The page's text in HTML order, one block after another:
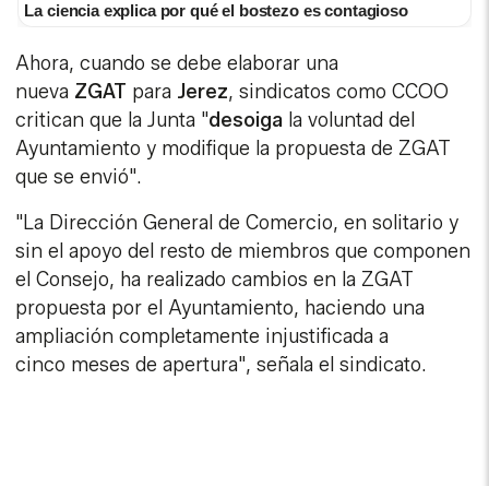
La ciencia explica por qué el bostezo es contagioso
Ahora, cuando se debe elaborar una
nueva ZGAT para Jerez, sindicatos como CCOO
critican que la Junta "desoiga la voluntad del
Ayuntamiento y modifique la propuesta de ZGAT
que se envió".
"La Dirección General de Comercio, en solitario y
sin el apoyo del resto de miembros que componen
el Consejo, ha realizado cambios en la ZGAT
propuesta por el Ayuntamiento, haciendo una
ampliación completamente injustificada a
cinco meses de apertura", señala el sindicato.